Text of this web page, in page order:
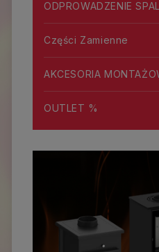
ODPROWADZENIE
Części Zamienne
AKCESORIA
OUTLET %